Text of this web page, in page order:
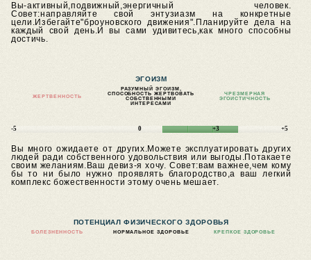
Вы-активный,подвижный,энергичный человек.
Совет:направляйте свой энтузиазм на конкретные
цели.Избегайте"броуновского движения".Планируйте дела на
каждый свой день.И вы сами удивитесь,как много способны
достичь.
ЭГОИЗМ
ЖЕРТВЕННОСТЬ
РАЗУМНЫЙ ЭГОИЗМ,
СПОСОБНОСТЬ ЖЕРТВОВАТЬ
СОБСТВЕННЫМИ
ИНТЕРЕСАМИ
ЧРЕЗМЕРНАЯ
ЭГОИСТИЧНОСТЬ
-5 0 +3 +5
Вы много ожидаете от других.Можете эксплуатировать других
людей ради собственного удовольствия или выгоды.Потакаете
своим желаниям.Ваш девиз-я хочу.Совет:вам важнее,чем кому
бы то ни было нужно проявлять благородство,а ваш легкий
комплекс божественности этому очень мешает.
ПОТЕНЦИАЛ ФИЗИЧЕСКОГО ЗДОРОВЬЯ
БОЛЕЗНЕННОСТЬ НОРМАЛЬНОЕ ЗДОРОВЬЕ КРЕПКОЕ ЗДОРОВЬЕ